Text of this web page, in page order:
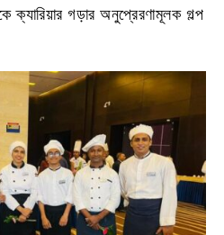
গড়ার অনুপ্রেরণামূলক গল্প